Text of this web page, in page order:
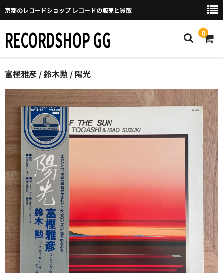
京都のレコードショップ レコードの販売と買取
RECORDSHOP GG 0
Home
マイページ
GGについて
買取について
取り置きなどについて
Categories
New Arrivals
新譜
GG RECORD （当店のレーベル）
全商品
富樫雅彦 / 鈴木勲 / 陽光